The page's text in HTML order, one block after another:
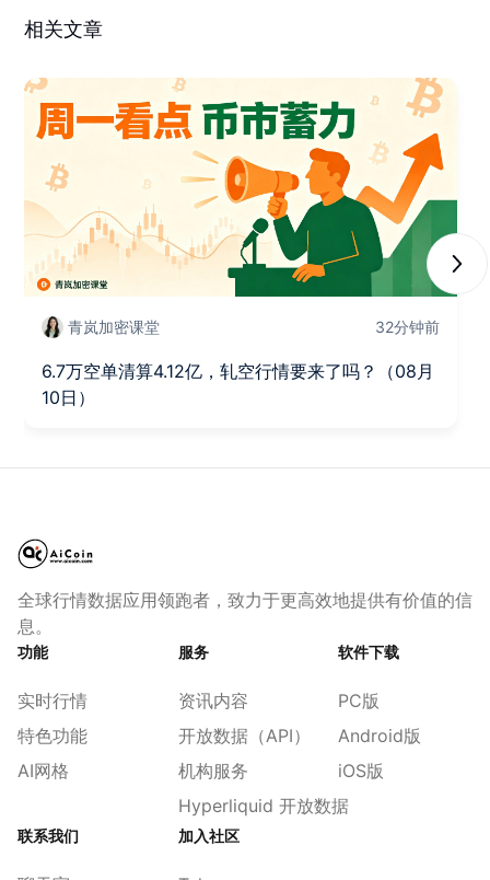
相关文章
青岚加密课堂 32分钟前
6.7万空单清算4.12亿，轧空行情要来了吗？（08月
10日）
全球行情数据应用领跑者，致力于更高效地提供有价值的信
息。
功能
实时行情
特色功能
AI网格
服务
资讯内容
开放数据（API）
机构服务
Hyperliquid 开放数据
软件下载
PC版
Android版
iOS版
联系我们 加入社区